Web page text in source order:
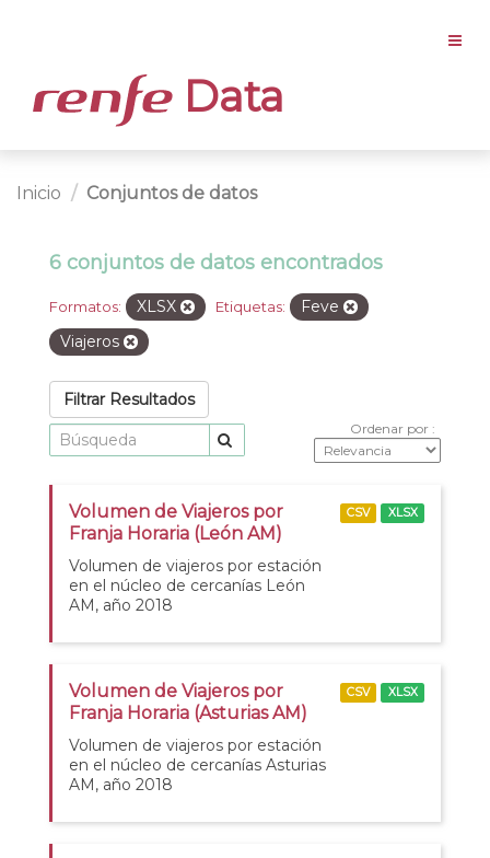
Data
Inicio Conjuntos de datos
6 conjuntos de datos encontrados
Formatos: XLSX Etiquetas:
Feve
Viajeros
Filtrar Resultados
Ordenar por
Volumen de Viajeros por
Franja Horaria (León AM)
Volumen de viajeros por estación
en el núcleo de cercanías León
AM, año 2018
CSV XLSX
Volumen de Viajeros por
Franja Horaria (Asturias AM)
Volumen de viajeros por estación
en el núcleo de cercanías Asturias
AM, año 2018
CSV XLSX